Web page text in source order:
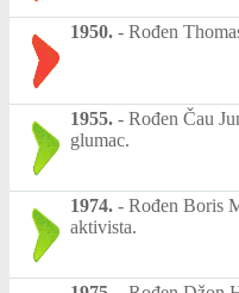
1950. - Rođen
1955. - Rođen Čau
glumac.
1974. - Rođen Boris
aktivista.